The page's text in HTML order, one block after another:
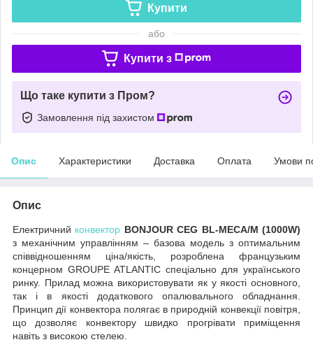
Купити
або
Купити з
Що таке купити з Пром?
Замовлення під захистом
Опис Характеристики Доставка Оплата Умови
Опис
Електричний конвектор BONJOUR CEG BL-MECA/M (1000W)
з механічним управлінням – базова модель з оптимальним
співвідношенням ціна/якість, розроблена французьким
концерном GROUPE ATLANTIC спеціально для українського
ринку. Прилад можна використовувати як у якості основного,
так і в якості додаткового опалювального обладнання.
Принцип дії конвектора полягає в природній конвекції повітря,
що дозволяє конвектору швидко прогрівати приміщення
навіть з високою стелею.